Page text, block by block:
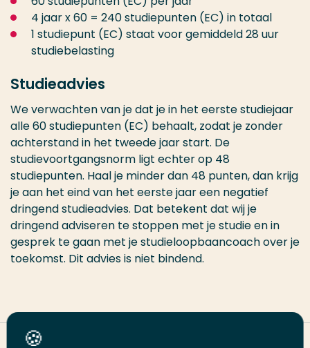
4 jaar x 60 = 240 studiepunten (EC) in totaal
1 studiepunt (EC) staat voor gemiddeld 28 uur
studiebelasting
Studieadvies
We verwachten van je dat je in het eerste studiejaar
alle 60 studiepunten (EC) behaalt, zodat je zonder
achterstand in het tweede jaar start. De
studievoortgangsnorm ligt echter op 48
studiepunten. Haal je minder dan 48 punten, dan krijg
je aan het eind van het eerste jaar een negatief
dringend studieadvies. Dat betekent dat wij je
dringend adviseren te stoppen met je studie en in
gesprek te gaan met je studieloopbaancoach over je
toekomst. Dit advies is niet bindend.
Deel deze pagina